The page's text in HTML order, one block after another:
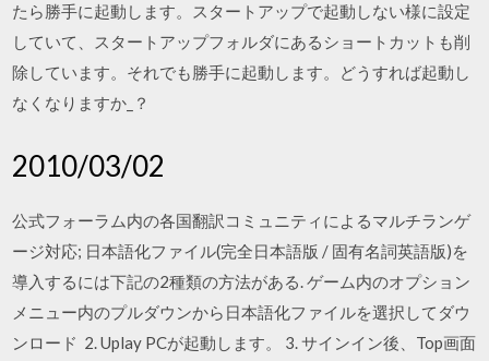
たら勝手に起動します。スタートアップで起動しない様に設定
していて、スタートアップフォルダにあるショートカットも削
除しています。それでも勝手に起動します。どうすれば起動し
なくなりますか_？
2010/03/02
公式フォーラム内の各国翻訳コミュニティによるマルチランゲ
ージ対応; 日本語化ファイル(完全日本語版 / 固有名詞英語版)を
導入するには下記の2種類の方法がある. ゲーム内のオプション
メニュー内のプルダウンから日本語化ファイルを選択してダウ
ンロード 2. Uplay PCが起動します。 3. サインイン後、Top画面